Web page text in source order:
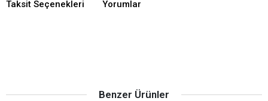
Taksit Seçenekleri Yorumlar
Benzer Ürünler